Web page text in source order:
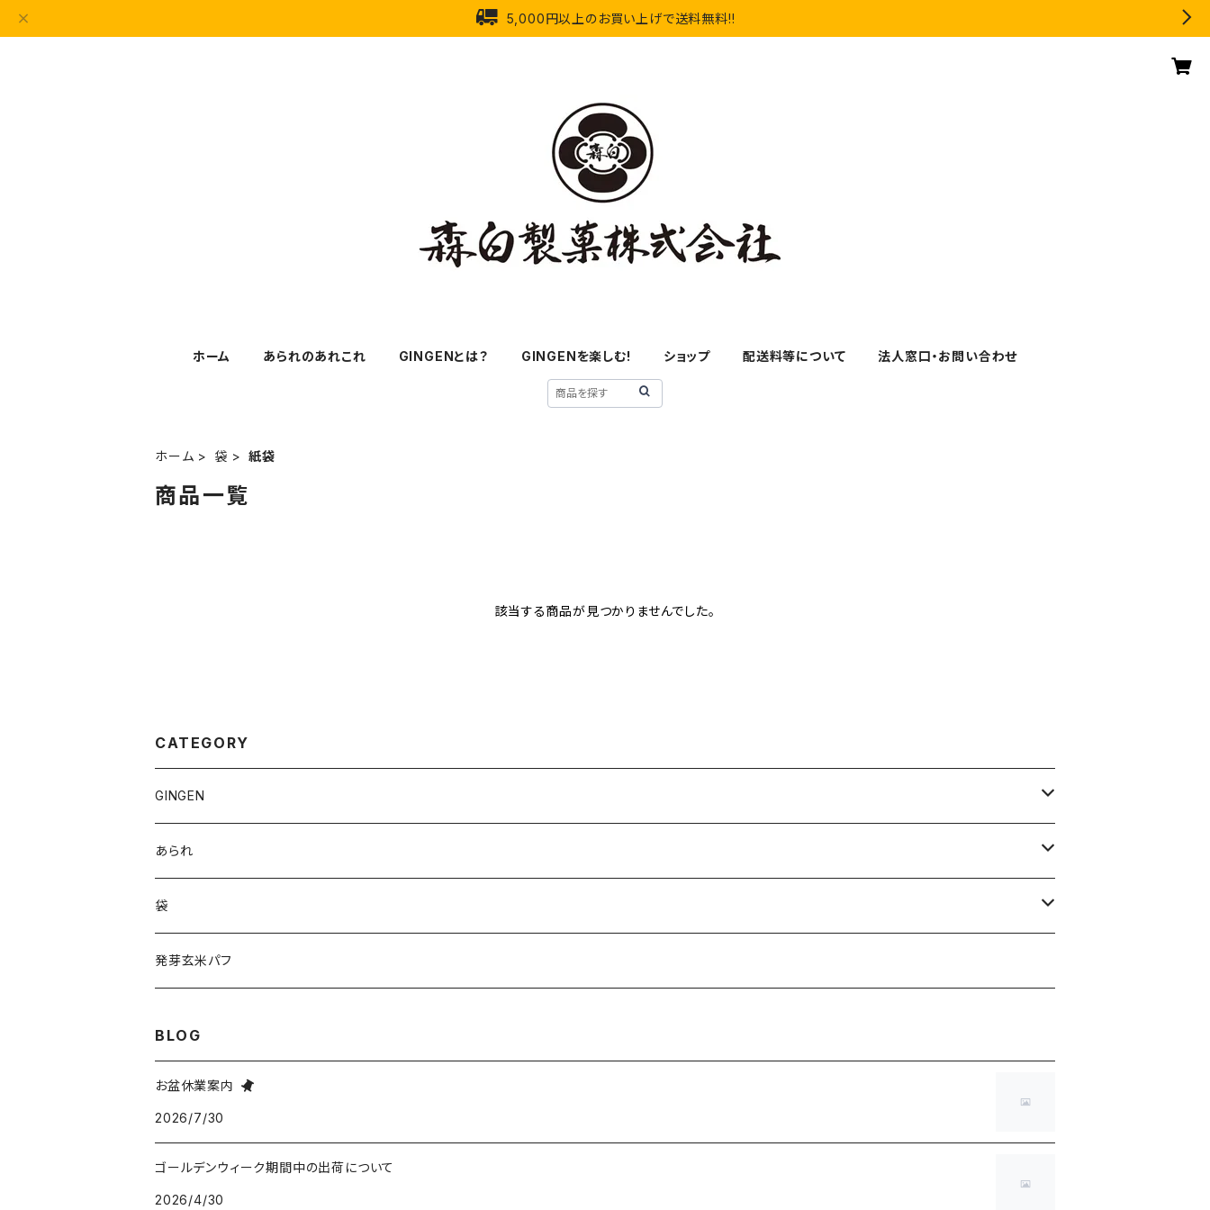
5,000円以上のお買い上げで送料無料!!
ホーム あられのあれこれ GINGENとは？ GINGENを楽しむ! ショップ 配送料等について 法人窓口・お問い合わせ
ホーム 袋 紙袋
商品一覧
該当する商品が見つかりませんでした。
CATEGORY
GINGEN
100％ジンジャー
ハニージンジャー
健康の定期便
あられ
おやつあられ
健康志向あられ
袋
赤チェック袋
発芽玄米パフ
BLOG
お盆休業案内
2026/7/30
ゴールデンウィーク期間中の出荷について
2026/4/30